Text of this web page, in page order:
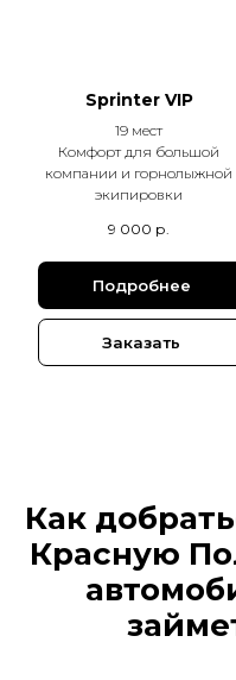
Sprinter VIP
19 мест
Комфорт для большой
компании и горнолыжной
экипировки
9 000 р.
Подробнее
Заказать
Как
Красную